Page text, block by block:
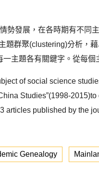
發展，在各時期有不同
群聚(clustering)分析，
主題各有關鍵字。從每個
of social science
Studies”(1998-
articles published by the
Genealogy